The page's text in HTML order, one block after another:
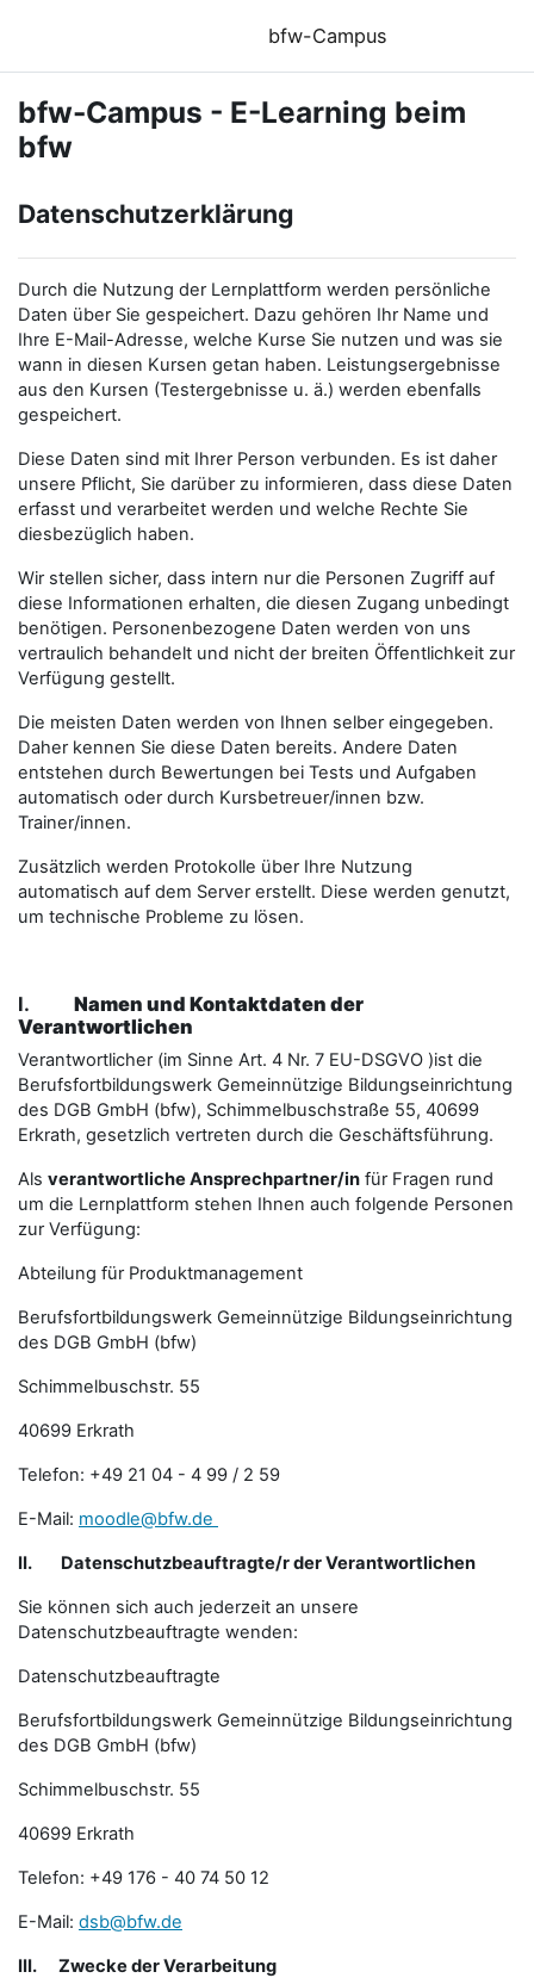
bfw-Campus
bfw-Campus - E-Learning beim
bfw
Datenschutzerklärung
Durch die Nutzung der Lernplattform werden persönliche
Daten über Sie gespeichert. Dazu gehören Ihr Name und
Ihre E-Mail-Adresse, welche Kurse Sie nutzen und was sie
wann in diesen Kursen getan haben. Leistungsergebnisse
aus den Kursen (Testergebnisse u. ä.) werden ebenfalls
gespeichert.
Diese Daten sind mit Ihrer Person verbunden. Es ist daher
unsere Pflicht, Sie darüber zu informieren, dass diese Daten
erfasst und verarbeitet werden und welche Rechte Sie
diesbezüglich haben.
Wir stellen sicher, dass intern nur die Personen Zugriff auf
diese Informationen erhalten, die diesen Zugang unbedingt
benötigen. Personenbezogene Daten werden von uns
vertraulich behandelt und nicht der breiten Öffentlichkeit zur
Verfügung gestellt.
Die meisten Daten werden von Ihnen selber eingegeben.
Daher kennen Sie diese Daten bereits. Andere Daten
entstehen durch Bewertungen bei Tests und Aufgaben
automatisch oder durch Kursbetreuer/innen bzw.
Trainer/innen.
Zusätzlich werden Protokolle über Ihre Nutzung
automatisch auf dem Server erstellt. Diese werden genutzt,
um technische Probleme zu lösen.
I.
Namen und Kontaktdaten der
Verantwortlichen
Verantwortlicher (im Sinne Art. 4 Nr. 7 EU-DSGVO )ist die
Berufsfortbildungswerk Gemeinnützige Bildungseinrichtung
des DGB GmbH (bfw), Schimmelbuschstraße 55, 40699
Erkrath, gesetzlich vertreten durch die Geschäftsführung.
Als verantwortliche Ansprechpartner/in für Fragen rund
um die Lernplattform stehen Ihnen auch folgende Personen
zur Verfügung:
Abteilung für Produktmanagement
Berufsfortbildungswerk Gemeinnützige Bildungseinrichtung
des DGB GmbH (bfw)
Schimmelbuschstr. 55
40699 Erkrath
Telefon: +49 21 04 - 4 99 / 2 59
E-Mail: moodle@bfw.de
II. Datenschutzbeauftragte/r der Verantwortlichen
Sie können sich auch jederzeit an unsere
Datenschutzbeauftragte wenden:
Datenschutzbeauftragte
Berufsfortbildungswerk Gemeinnützige Bildungseinrichtung
des DGB GmbH (bfw)
Schimmelbuschstr. 55
40699 Erkrath
Telefon: +49 176 - 40 74 50 12
E-Mail: dsb@bfw.de
III. Zwecke der Verarbeitung